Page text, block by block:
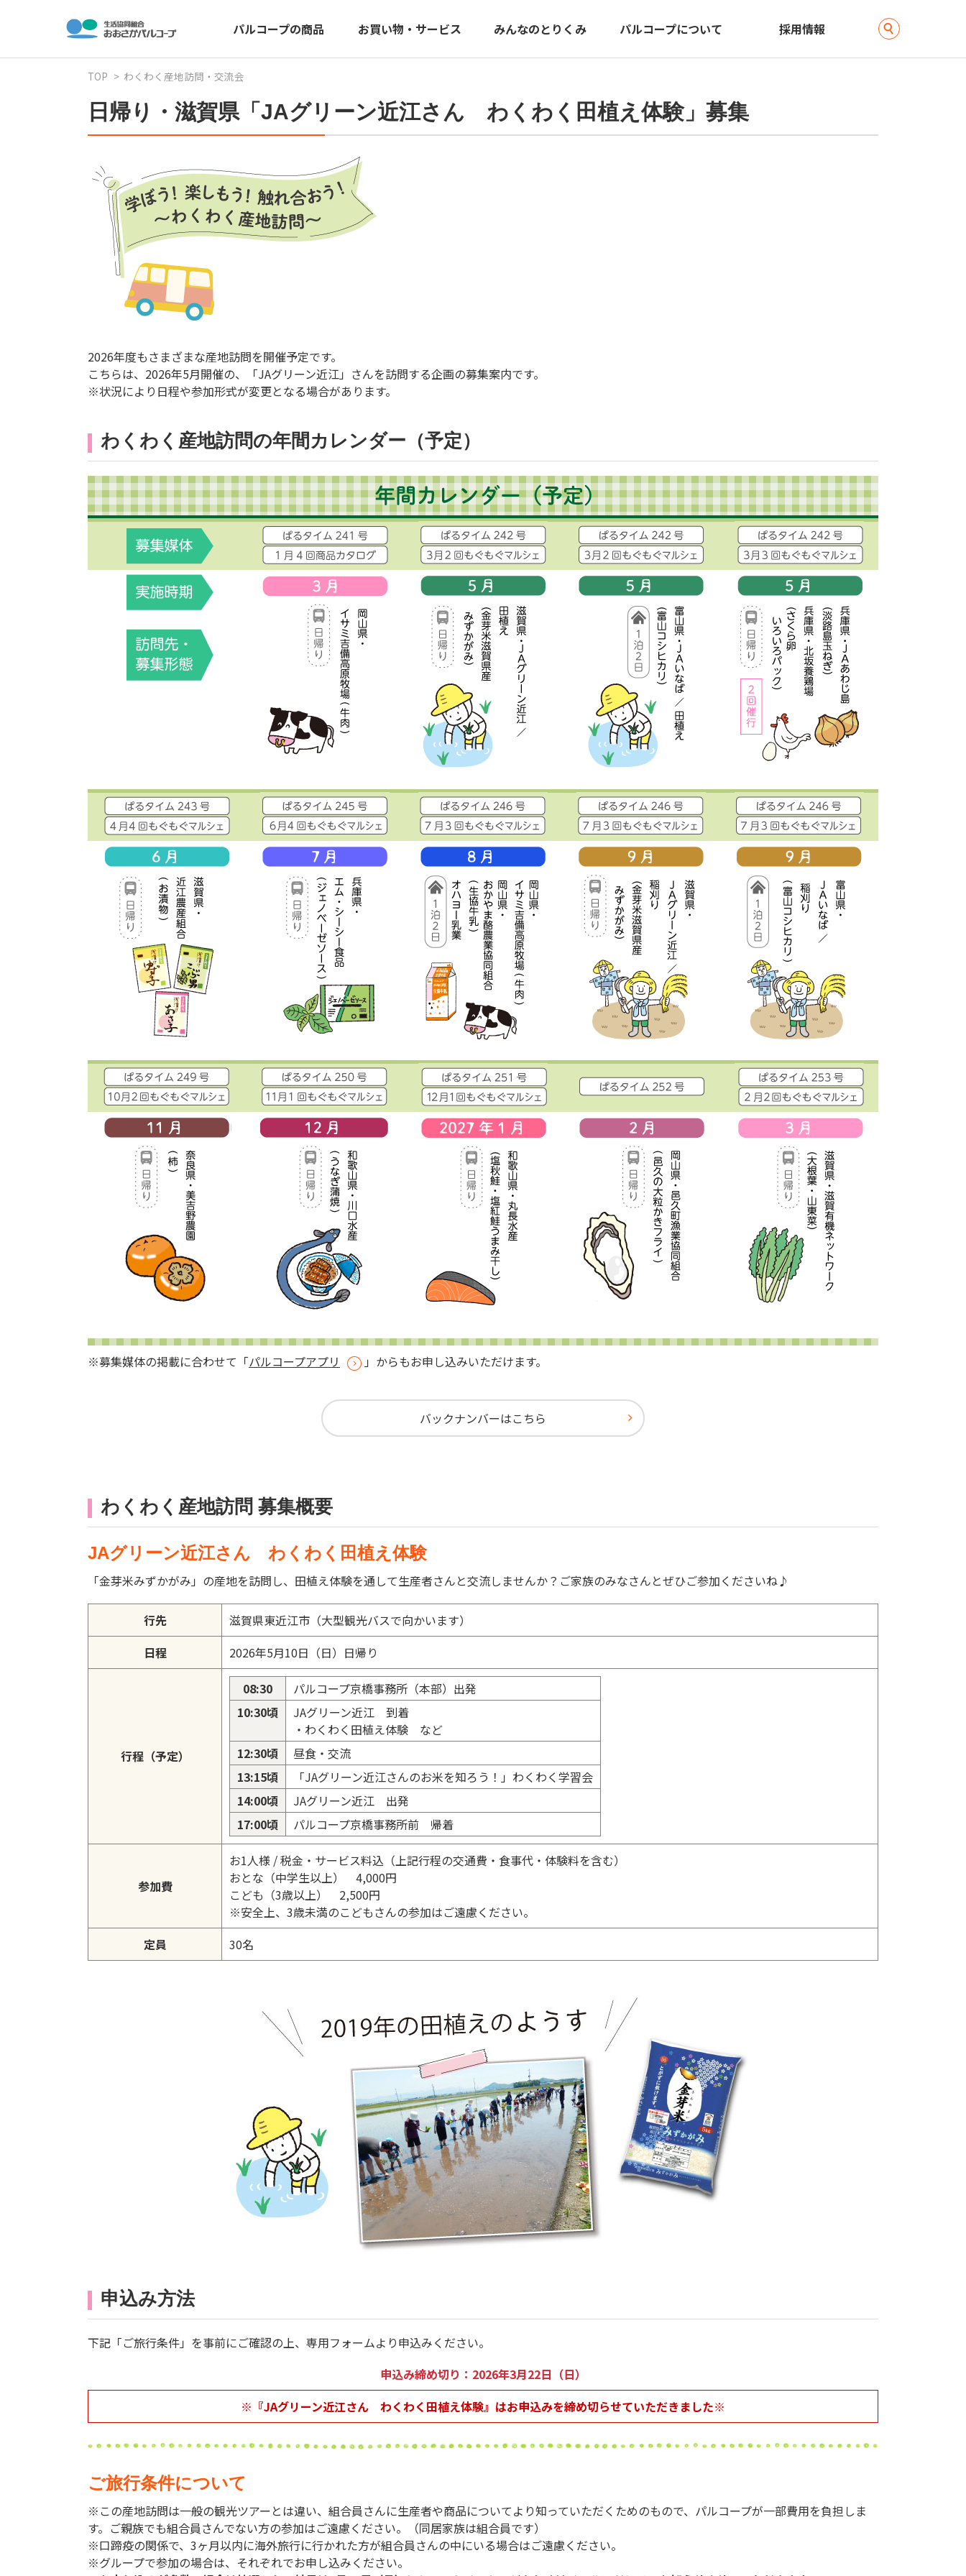
パルコープの商品 お買い物・サービス みんなのとりくみ パルコープについて 採用情報
TOP わくわく産地訪問・交流会
日帰り・滋賀県「JAグリーン近江さん わくわく田植え体験」募集
2026年度もさまざまな産地訪問を開催予定です。
こちらは、2026年5月開催の、「JAグリーン近江」さんを訪問する企画の募集案内です。
※状況により日程や参加形式が変更となる場合があります。
わくわく産地訪問の年間カレンダー（予定）
※募集媒体の掲載に合わせて「パルコープアプリ 」からもお申し込みいただけます。
バックナンバーはこちら
わくわく産地訪問 募集概要
JAグリーン近江さん わくわく田植え体験
「金芽米みずかがみ」の産地を訪問し、田植え体験を通して生産者さんと交流しませんか？ご家族のみなさんとぜひご参加くださいね♪
行先
滋賀県東近江市（大型観光バスで向かいます）
日程
2026年5月10日（日）日帰り
行程（予定）
08:30
パルコープ京橋事務所（本部）出発
10:30頃
JAグリーン近江 到着
・わくわく田植え体験 など
12:30頃
昼食・交流
13:15頃
「JAグリーン近江さんのお米を知ろう！」わくわく学習会
14:00頃
JAグリーン近江 出発
17:00頃
パルコープ京橋事務所前 帰着
参加費
お1人様 / 税金・サービス料込（上記行程の交通費・食事代・体験料を含む）
おとな（中学生以上） 4,000円
こども（3歳以上） 2,500円
※安全上、3歳未満のこどもさんの参加はご遠慮ください。
定員
30名
申込み方法
下記「ご旅行条件」を事前にご確認の上、専用フォームより申込みください。
申込み締め切り：2026年3月22日（日）
※『JAグリーン近江さん わくわく田植え体験』はお申込みを締め切らせていただきました※
ご旅行条件について
※この産地訪問は一般の観光ツアーとは違い、組合員さんに生産者や商品についてより知っていただくためのもので、パルコープが一部費用を負担しま
す。ご親族でも組合員さんでない方の参加はご遠慮ください。（同居家族は組合員です）
※口蹄疫の関係で、3ヶ月以内に海外旅行に行かれた方が組合員さんの中にいる場合はご遠慮ください。
※グループで参加の場合は、それぞれでお申し込みください。